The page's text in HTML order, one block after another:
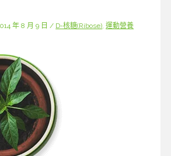
年 8 月 9 日/ D-核糖(Ribose),運動營養